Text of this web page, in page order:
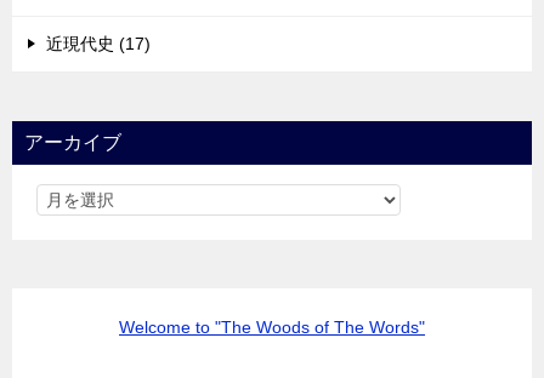
近現代史 (17)
アーカイブ
Welcome to "The Woods of The Words"